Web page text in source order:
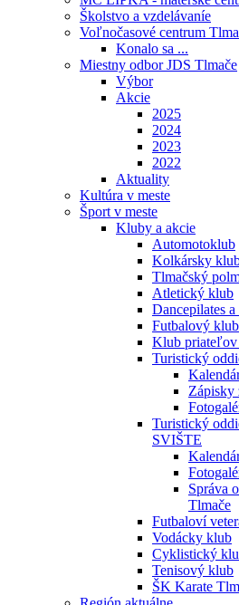
Školstvo a vzdelávaníe
Voľnočasové centrum
Konalo sa ...
Miestny odbor JDS Tlmače
Výbor
Akcie
2025
2024
2023
2022
Aktuality
Kultúra v meste
Šport v meste
Kluby a akcie
Automotoklub
Kolkársky
Tlmačský
Atletický klub
Dancepilates
Futbalový klub
Klub priateľov
Turistický
Zápisky
Turistický
SVIŠTE
Správa
Tlmače
Futbaloví
Vodácky klub
Cyklistický
Tenisový klub
ŠK Karate